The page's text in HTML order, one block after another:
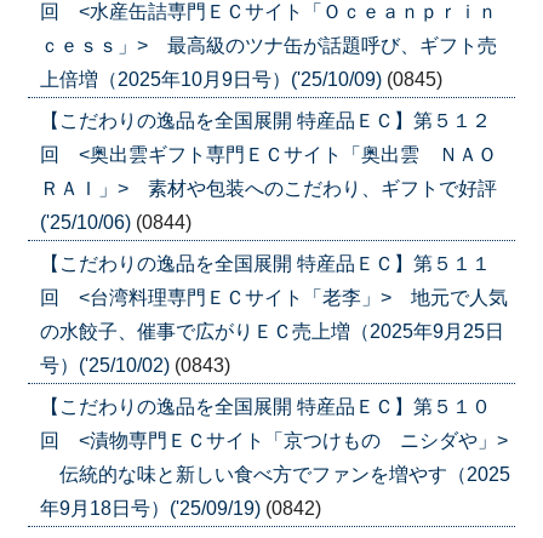
回 <水産缶詰専門ＥＣサイト「Ｏｃｅａｎｐｒｉｎ
ｃｅｓｓ」> 最高級のツナ缶が話題呼び、ギフト売
上倍増（2025年10月9日号）('25/10/09) (0845)
【こだわりの逸品を全国展開 特産品ＥＣ】第５１２
回 <奥出雲ギフト専門ＥＣサイト「奥出雲 ＮＡＯ
ＲＡＩ」> 素材や包装へのこだわり、ギフトで好評
('25/10/06) (0844)
【こだわりの逸品を全国展開 特産品ＥＣ】第５１１
回 <台湾料理専門ＥＣサイト「老李」> 地元で人気
の水餃子、催事で広がりＥＣ売上増（2025年9月25日
号）('25/10/02) (0843)
【こだわりの逸品を全国展開 特産品ＥＣ】第５１０
回 <漬物専門ＥＣサイト「京つけもの ニシダや」>
伝統的な味と新しい食べ方でファンを増やす（2025
年9月18日号）('25/09/19) (0842)